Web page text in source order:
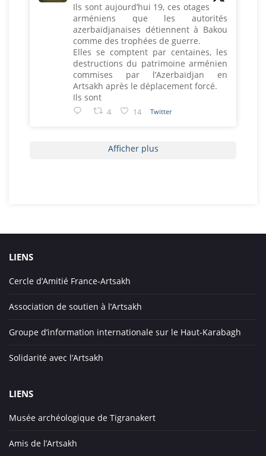
Ils sont aujourd’hui 19, ces otages
arméniens que les autorités
azerbaïdjanaises détiennent à Bakou
comme des trophées de guerre.
Elles se comptent par centaines, les
destructions du patrimoine arménien
commises par l’Azerbaïdjan en
Artsakh après le déplacement forcé.
Ils sont
4 14 Twitter
Afficher plus
LIENS
Cercle d’Amitié France-Artsakh
Association de soutien à l’Artsakh
Groupe d’information internationale sur le Haut-Karabagh
Solidarité avec l’Artsakh
LIENS
Musée archéologique de Tigranakert
Amis de l’Artsakh